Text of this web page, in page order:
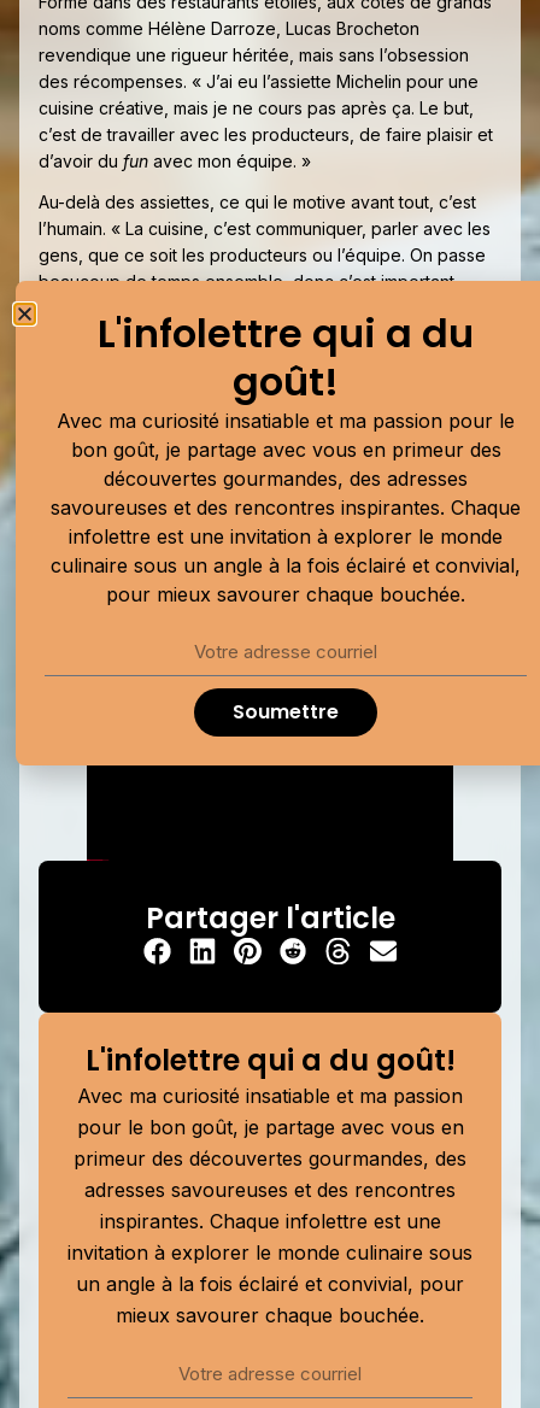
noms comme Hélène Darroze, Lucas Brocheton
revendique une rigueur héritée, mais sans l’obsession
des récompenses. « J’ai eu l’assiette Michelin pour une
cuisine créative, mais je ne cours pas après ça. Le but,
c’est de travailler avec les producteurs, de faire plaisir et
d’avoir du fun avec mon équipe. »
Au-delà des assiettes, ce qui le motive avant tout, c’est
l’humain. « La cuisine, c’est communiquer, parler avec les
gens, que ce soit les producteurs ou l’équipe. On passe
beaucoup de temps ensemble, donc c’est important
Avec son homard de la Gaspésie aux fleurs de jardin et
ses assiettes inspirées du terroir, Lucas Brocheton
imprime déjà sa marque à Coteau. Il propose une cuisine
de saison, vivante, audacieuse et profondément
connectée aux artisans d’ici.
Je vous invite à me suivre dans les cuisines de
Coteau
aux côtés du chef Brocheton, qui me prépare un plat
estival à base de homard et de fleurs du jardin. Une
assiette qui illustre à merveille son approche, où
saisonnalité et créativité vont de pair.
Partager l'article
L'infolettre qui a du goût!
Avec ma curiosité insatiable et ma passion
pour le bon goût, je partage avec vous en
primeur des découvertes gourmandes, des
adresses savoureuses et des rencontres
inspirantes. Chaque infolettre est une
invitation à explorer le monde culinaire sous
un angle à la fois éclairé et convivial, pour
mieux savourer chaque bouchée.
L'infolettre qui a du
goût!
Avec ma curiosité insatiable et ma passion pour le
bon goût, je partage avec vous en primeur des
découvertes gourmandes, des adresses
savoureuses et des rencontres inspirantes. Chaque
infolettre est une invitation à explorer le monde
culinaire sous un angle à la fois éclairé et convivial,
pour mieux savourer chaque bouchée.
Soumettre